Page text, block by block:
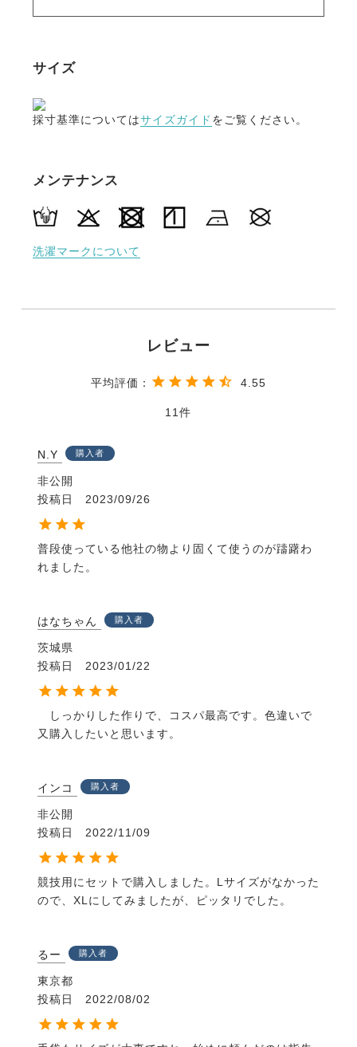
・日焼け防止
UVカット素材（UPF50+）なので、手を日焼けから守
ります。
また従来品に比べて手首の生地が長くなり、手首まで
テープ部分以外には貼り付かないので周りの生地や他
の衣類を傷めません。
親指・人差し指がスマホタッチ対応なので、手袋のま
手のひらや手の甲、指の間など、それぞれの役割に応
全ての素材に伸びやすい生地を使用しているので、ぴ
ったりと手に馴染みます。
・高級感のあるデザイン
手の甲には、光沢があり高級感が漂う素材を使用。機
能性だけではなく、見た目の美しさにもこだわりまし
た。
手のひらには、滑りにくい合皮ヌバックを使用。手綱
を通す小指と親指も合皮ヌバックで補強してグリップ
ダブつかずしっかりと握れます。
・通気性や肌触りの快適さを追求
手の甲に、特殊なメッシュ状合皮を採用して通気性を
確保。指の間は薄手で肌触りのよいニット生地を使用
しているので、蒸れにくく快適です。
ーブ。丸洗いＯＫだから常に清潔を保て、お手入れも
簡単です。
サイズ
採寸基準についてはサイズガイド をご覧ください。
メンテナンス
洗濯マークについて
4.55
11
N.Y 購入者
非公開
投稿日
2023/09/26
普段使っている他社の物より固くて使うのが躊躇わ
れました。
はなちゃん 購入者
茨城県
投稿日
2023/01/22
しっかりした作りで、コスパ最高です。色違いで
又購入したいと思います。
インコ 購入者
非公開
投稿日
2022/11/09
競技用にセットで購入しました。Lサイズがなかった
ので、XLにしてみましたが、ピッタリでした。
るー 購入者
東京都
投稿日
2022/08/02